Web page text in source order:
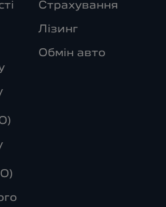
Страхування
Лізинг
Обмін авто